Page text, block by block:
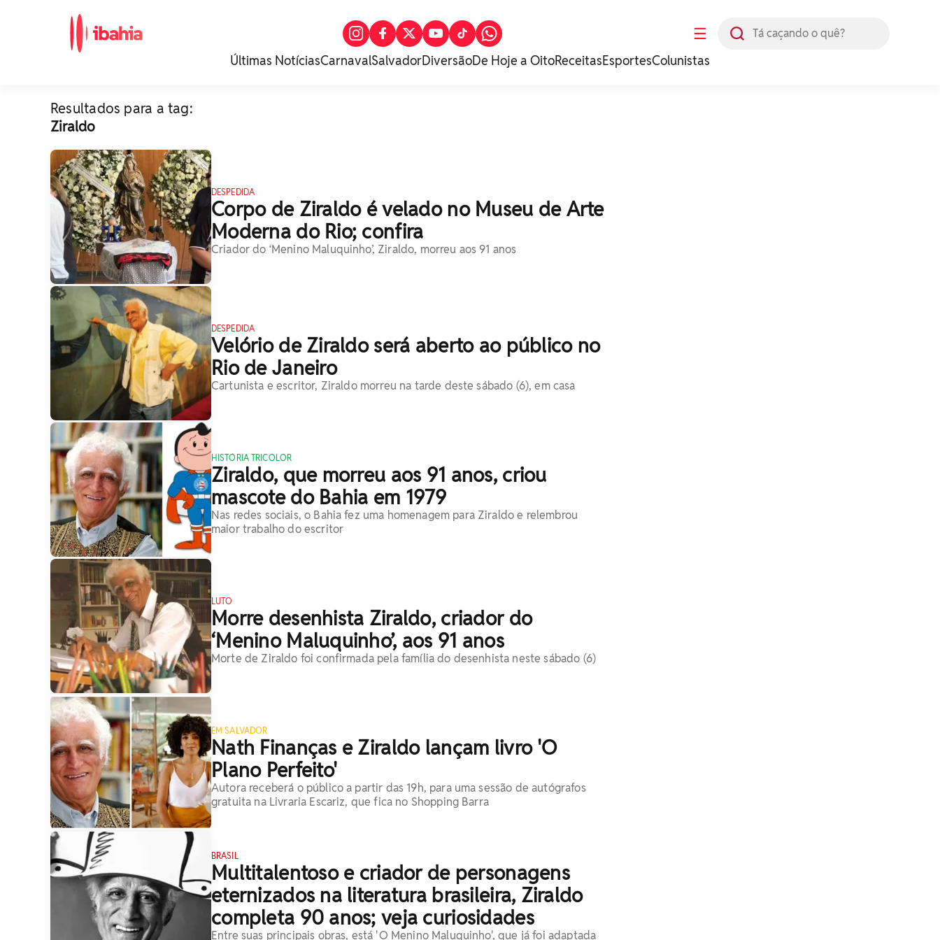
☰
Últimas NotíciasCarnavalSalvadorDiversãoDe Hoje a OitoReceitasEsportesColunistas
Resultados para a tag:
Ziraldo
DESPEDIDA
Corpo de Ziraldo é velado no Museu de Arte
Moderna do Rio; confira
Criador do ‘Menino Maluquinho’, Ziraldo, morreu aos 91 anos
DESPEDIDA
Velório de Ziraldo será aberto ao público no
Rio de Janeiro
Cartunista e escritor, Ziraldo morreu na tarde deste sábado (6), em casa
HISTÓRIA TRICOLOR
Ziraldo, que morreu aos 91 anos, criou
mascote do Bahia em 1979
Nas redes sociais, o Bahia fez uma homenagem para Ziraldo e relembrou
maior trabalho do escritor
LUTO
Morre desenhista Ziraldo, criador do
‘Menino Maluquinho’, aos 91 anos
Morte de Ziraldo foi confirmada pela família do desenhista neste sábado (6)
EM SALVADOR
Nath Finanças e Ziraldo lançam livro 'O
Plano Perfeito'
Autora receberá o público a partir das 19h, para uma sessão de autógrafos
gratuita na Livraria Escariz, que fica no Shopping Barra
BRASIL
Multitalentoso e criador de personagens
eternizados na literatura brasileira, Ziraldo
completa 90 anos; veja curiosidades
Entre suas principais obras, está 'O Menino Maluquinho', que já foi adaptada